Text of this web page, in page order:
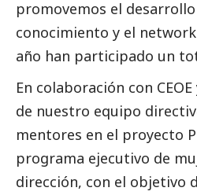
promovemos el
conocimiento y el
año han participado un
En colaboración con
de nuestro equipo
mentores en el proyecto
programa ejecutivo de
dirección, con el objetivo